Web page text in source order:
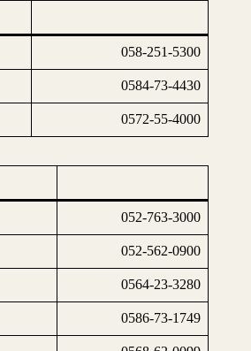
058-251-5300
0584-73-4430
0572-55-4000
052-763-3000
052-562-0900
0564-23-3280
0586-73-1749